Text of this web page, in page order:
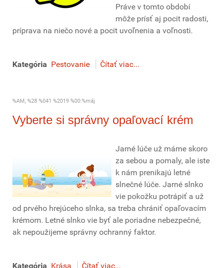
Práve v tomto období
môže prísť aj pocit radosti,
príprava na niečo nové a pocit uvoľnenia a voľnosti.
Kategória Pestovanie Čítať viac...
%AM, %28 %041 %2019 %00:%máj
Vyberte si správny opaľovací krém
Jarné lúče už máme skoro
za sebou a pomaly, ale iste
k nám prenikajú letné
slnečné lúče. Jarné slnko
vie pokožku potrápiť a už
od prvého hrejúceho slnka, sa treba chrániť opaľovacím
krémom. Letné slnko vie byť ale poriadne nebezpečné,
ak nepoužijeme správny ochranný faktor.
Kategória Krása Čítať viac...